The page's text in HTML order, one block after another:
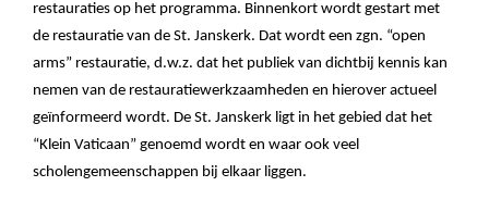
restauraties op het programma. Binnenkort wordt gestart met
de restauratie van de St. Janskerk. Dat wordt een zgn. “open
arms” restauratie, d.w.z. dat het publiek van dichtbij kennis kan
nemen van de restauratiewerkzaamheden en hierover actueel
geïnformeerd wordt. De St. Janskerk ligt in het gebied dat het
“Klein Vaticaan” genoemd wordt en waar ook veel
scholengemeenschappen bij elkaar liggen.